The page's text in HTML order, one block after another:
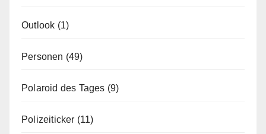
Outlook (1)
Personen (49)
Polaroid des Tages (9)
Polizeiticker (11)